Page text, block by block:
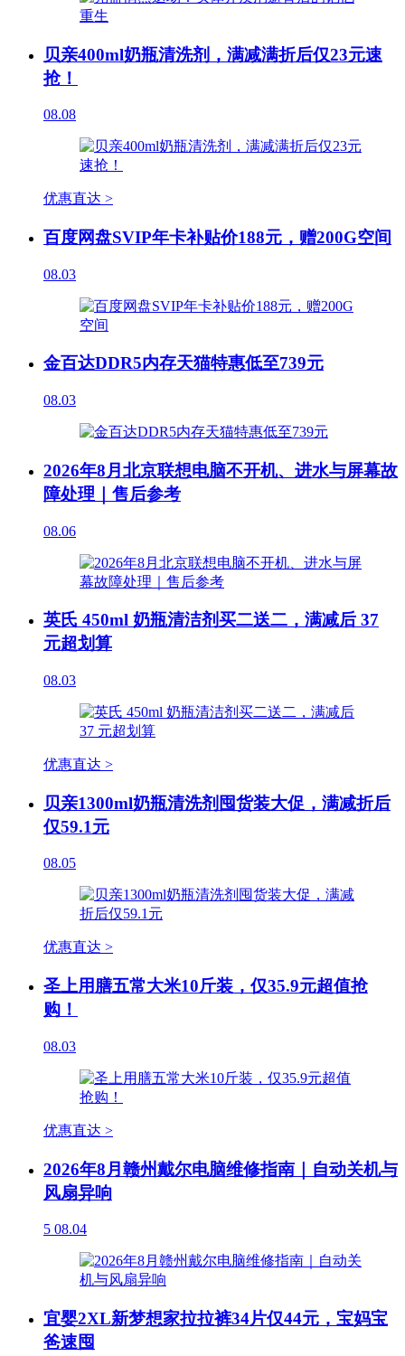
贝亲400ml奶瓶清洗剂，满减满折后仅23元速
抢！
08.08
优惠直达 >
百度网盘SVIP年卡补贴价188元，赠200G空间
08.03
金百达DDR5内存天猫特惠低至739元
08.03
2026年8月北京联想电脑不开机、进水与屏幕故
障处理｜售后参考
08.06
英氏 450ml 奶瓶清洁剂买二送二，满减后 37
元超划算
08.03
优惠直达 >
贝亲1300ml奶瓶清洗剂囤货装大促，满减折后
仅59.1元
08.05
优惠直达 >
圣上用膳五常大米10斤装，仅35.9元超值抢
购！
08.03
优惠直达 >
2026年8月赣州戴尔电脑维修指南｜自动关机与
风扇异响
5 08.04
宜婴2XL新梦想家拉拉裤34片仅44元，宝妈宝
爸速囤